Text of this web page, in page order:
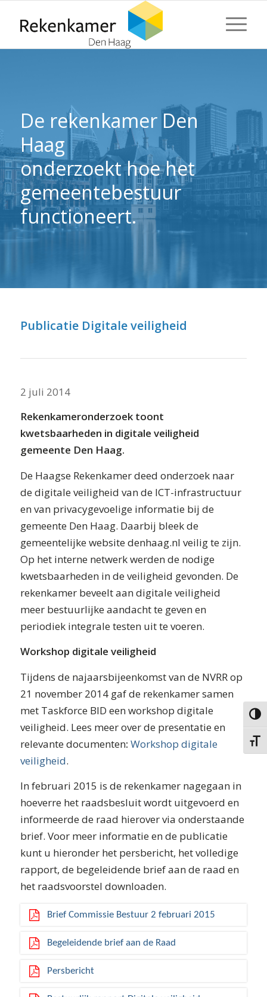
Kies
⬇ Blok overslaan
De rekenkamer Den
Haag
onderzoekt hoe het
gemeentebestuur
functioneert.
Publicatie Digitale veiligheid
2 juli 2014
Rekenkameronderzoek toont
kwetsbaarheden in digitale veiligheid
gemeente Den Haag.
De Haagse Rekenkamer deed onderzoek naar
de digitale veiligheid van de ICT-infrastructuur
en van privacygevoelige informatie bij de
gemeente Den Haag. Daarbij bleek de
gemeentelijke website denhaag.nl veilig te zijn.
Op het interne netwerk werden de nodige
kwetsbaarheden in de veiligheid gevonden. De
rekenkamer beveelt aan digitale veiligheid
meer bestuurlijke aandacht te geven en
periodiek integrale testen uit te voeren.
Workshop digitale veiligheid
Tijdens de najaarsbijeenkomst van de NVRR op
21 november 2014 gaf de rekenkamer samen
met Taskforce BID een workshop digitale
veiligheid. Lees meer over de presentatie en
relevante documenten: Workshop digitale
veiligheid.
In februari 2015 is de rekenkamer nagegaan in
hoeverre het raadsbesluit wordt uitgevoerd en
informeerde de raad hierover via onderstaande
brief. Voor meer informatie en de publicatie
kunt u hieronder het persbericht, het volledige
rapport, de begeleidende brief aan de raad en
het raadsvoorstel downloaden.
Brief Commissie Bestuur 2 februari 2015
Begeleidende brief aan de Raad
Persbericht